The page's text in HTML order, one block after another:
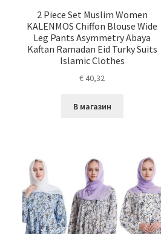
2 Piece Set Muslim Women
KALENMOS Chiffon Blouse Wide
Leg Pants Asymmetry Abaya
Kaftan Ramadan Eid Turky Suits
Islamic Clothes
€40,32
В магазин